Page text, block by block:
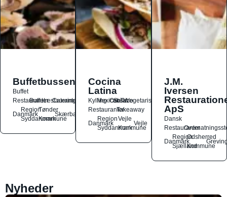
Buffetbussen
Buffet
Restauranter
Buffetrestauranter
Catering
Danmark
Region
Syddanmark
Tønder
Kommune
Skærbæk
Cocina
Latina
Kylling
Mexicansk
OstSalat
TacoVegetarisk
RestauranterTakeaway
Danmark
Region
Syddanmark
Vejle
Kommune
Vejle
J.M.
Iversen
ApS
Dansk
Restauranter
Danmark
Region
Sjælland
Odsherred
Kommune
Nyheder